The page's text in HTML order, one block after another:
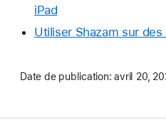
iPad
Utiliser Shazam sur des
Date de publication: avril 20,